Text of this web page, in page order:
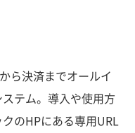
ら決済までオールイ
テム。導入や使用方
のHPにある専用URL